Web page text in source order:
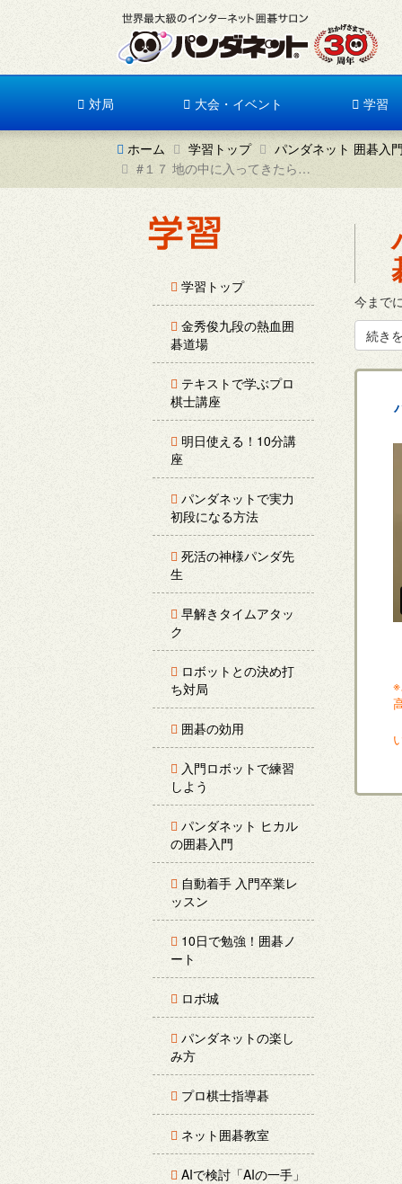
対局 大会・イベント 学習
ホーム 学習トップ
パンダネット 囲碁入
#１７ 地の中に入ってきたら…
学習トップ
金秀俊九段の熱血囲
碁道場
テキストで学ぶプロ
棋士講座
明日使える！10分講
座
パンダネットで実力
初段になる方法
死活の神様パンダ先
生
早解きタイムアタッ
ク
ロボットとの決め打
ち対局
囲碁の効用
入門ロボットで練習
しよう
パンダネット ヒカル
の囲碁入門
自動着手 入門卒業レ
ッスン
10日で勉強！囲碁ノ
ート
ロボ城
パンダネットの楽し
み方
プロ棋士指導碁
ネット囲碁教室
AIで検討「AIの一手」
今まで
続き